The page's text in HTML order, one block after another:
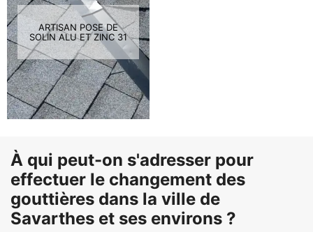
ARTISAN POSE DE
SOLIN ALU ET ZINC 31
À qui peut-on s'adresser pour
effectuer le changement des
gouttières dans la ville de
Savarthes et ses environs ?